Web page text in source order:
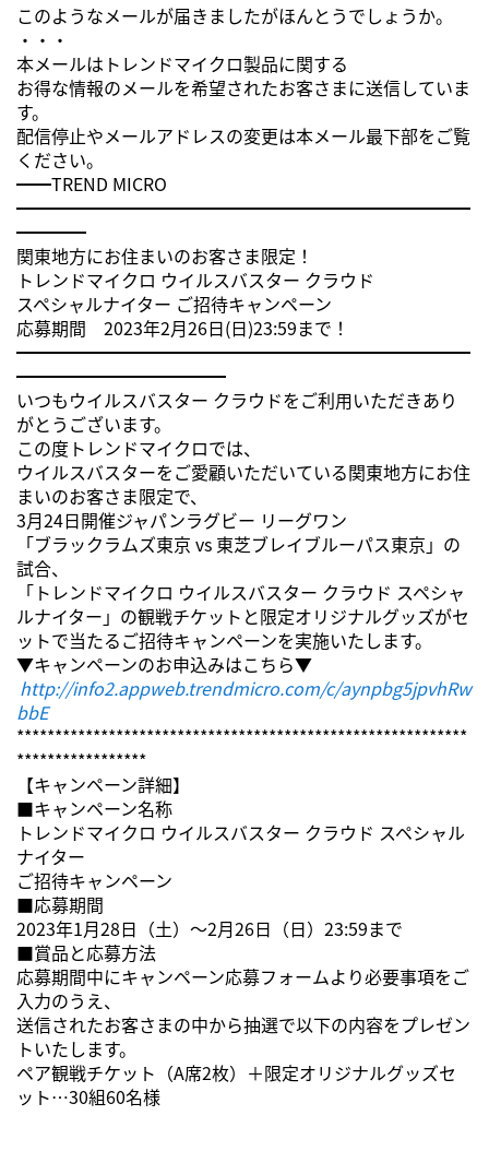
このようなメールが届きましたがほんとうでしょうか。
・・・
本メールはトレンドマイクロ製品に関する
お得な情報のメールを希望されたお客さまに送信していま
す。
配信停止やメールアドレスの変更は本メール最下部をご覧
ください。
━━TREND MICRO
━━━━━━━━━━━━━━━━━━━━━━━━━━
━━━━
関東地方にお住まいのお客さま限定！
トレンドマイクロ ウイルスバスター クラウド
スペシャルナイター ご招待キャンペーン
応募期間 2023年2月26日(日)23:59まで！
━━━━━━━━━━━━━━━━━━━━━━━━━━
━━━━━━━━━━━━
いつもウイルスバスター クラウドをご利用いただきあり
がとうございます。
この度トレンドマイクロでは、
ウイルスバスターをご愛顧いただいている関東地方にお住
まいのお客さま限定で、
3月24日開催ジャパンラグビー リーグワン
「ブラックラムズ東京 vs 東芝ブレイブルーパス東京」の
試合、
「トレンドマイクロ ウイルスバスター クラウド スペシャ
ルナイター」の観戦チケットと限定オリジナルグッズがセ
ットで当たるご招待キャンペーンを実施いたします。
▼キャンペーンのお申込みはこちら▼
http://info2.appweb.trendmicro.com/c/aynpbg5jpvhRw
bbE
***********************************************************
*****************
【キャンペーン詳細】
■キャンペーン名称
トレンドマイクロ ウイルスバスター クラウド スペシャル
ナイター
ご招待キャンペーン
■応募期間
2023年1月28日（土）～2月26日（日）23:59まで
■賞品と応募方法
応募期間中にキャンペーン応募フォームより必要事項をご
入力のうえ、
送信されたお客さまの中から抽選で以下の内容をプレゼン
トいたします。
ペア観戦チケット（A席2枚）＋限定オリジナルグッズセ
ット…30組60名様